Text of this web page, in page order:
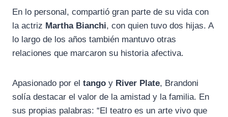
En lo personal, compartió gran parte de su vida con
la actriz Martha Bianchi, con quien tuvo dos hijas. A
lo largo de los años también mantuvo otras
relaciones que marcaron su historia afectiva.
Apasionado por el tango y River Plate, Brandoni
solía destacar el valor de la amistad y la familia. En
sus propias palabras: “El teatro es un arte vivo que